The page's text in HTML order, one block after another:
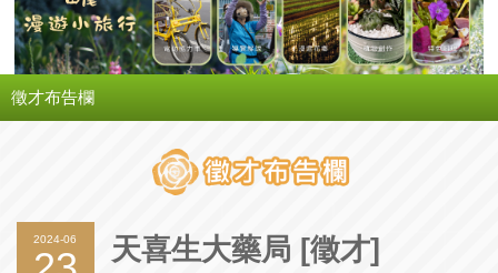
徵才布告欄
2024-06 天喜生大藥局 [徵才]